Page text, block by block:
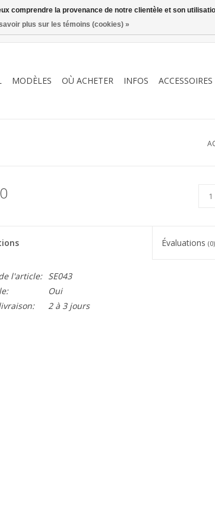
MODÈLES OÙ ACHETER INFOS ACCESSOIRES
Évaluations(0)
l'article:
SE043
Oui
2 à 3 jours
comprendre la provenance de notre clientèle et son
plus sur les témoins (cookies) »